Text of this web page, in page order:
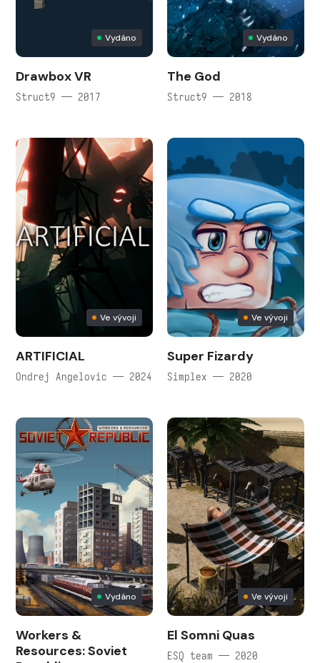
Vydáno
Drawbox VR
Struct9 — 2017
Vydáno
The God
Struct9 — 2018
Ve vývoji
ARTIFICIAL
Ondrej Angelovic — 2024
Ve vývoji
Super Fizardy
Simplex — 2020
Vydáno
Workers &
Resources: Soviet
Ve vývoji
El Somni Quas
ESQ team — 2020